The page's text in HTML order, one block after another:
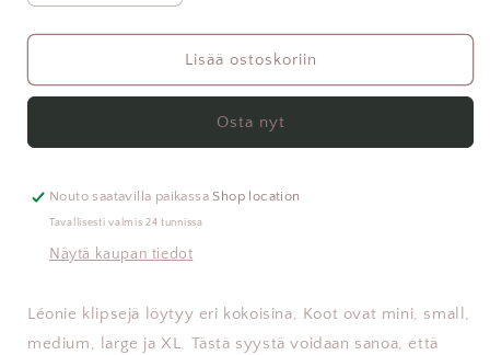
tuotteen
Léonie
Papaija
tuotteen
Léonie
Hiusklipsi
Papaija
määrää
Lisää ostoskoriin
Osta nyt
Nouto saatavilla paikassa Shop location
Tavallisesti valmis 24 tunnissa
Näytä kaupan tiedot
Léonie klipsejä löytyy eri kokoisina, Koot ovat mini, small,
medium, large ja XL. Tästä syystä voidaan sanoa, että